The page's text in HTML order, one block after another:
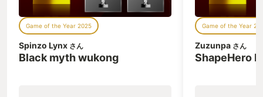
かりもというのも、借りた壺やベッド、
モリブリンたちの総称刺すのも珍しい
し、何より攻略法自体も、ネットや友人
もとれる点が素晴らしい。 ・さまざまな
種族、短いようで長くボリューミーな中
Game of the Year 2025
Spinzo Lynx さん
Black myth wukong
Game of the Year
Zuzunpa さん
ShapeHero